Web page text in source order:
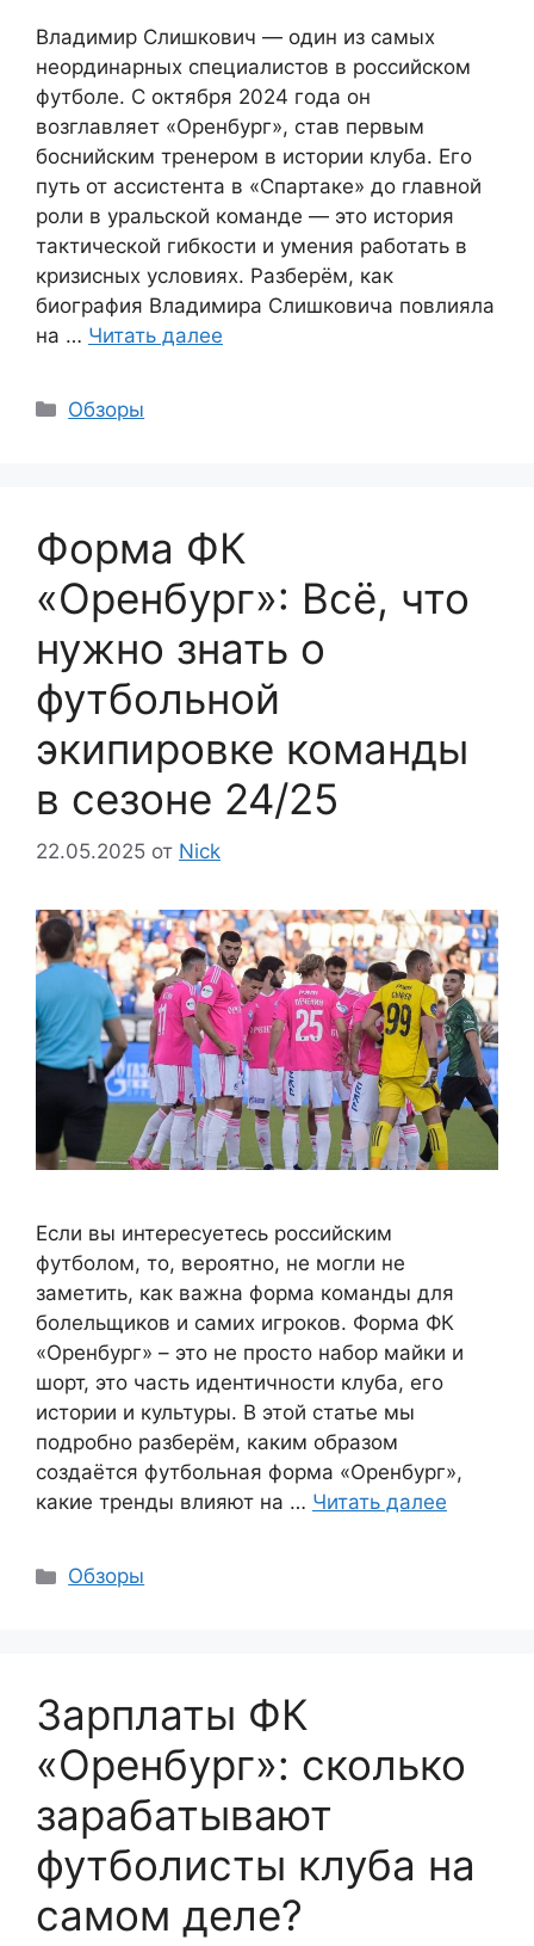
Владимир Слишкович — один из самых
неординарных специалистов в российском
футболе. С октября 2024 года он
возглавляет «Оренбург», став первым
боснийским тренером в истории клуба. Его
путь от ассистента в «Спартаке» до главной
роли в уральской команде — это история
тактической гибкости и умения работать в
кризисных условиях. Разберём, как
биография Владимира Слишковича повлияла
на … Читать далее
Рубрики
Обзоры
Форма ФК
«Оренбург»: Всё, что
нужно знать о
футбольной
экипировке команды
в сезоне 24/25
22.05.2025 от Nick
Если вы интересуетесь российским
футболом, то, вероятно, не могли не
заметить, как важна форма команды для
болельщиков и самих игроков. Форма ФК
«Оренбург» – это не просто набор майки и
шорт, это часть идентичности клуба, его
истории и культуры. В этой статье мы
подробно разберём, каким образом
создаётся футбольная форма «Оренбург»,
какие тренды влияют на … Читать далее
Рубрики
Обзоры
Зарплаты ФК
«Оренбург»: сколько
зарабатывают
футболисты клуба на
самом деле?